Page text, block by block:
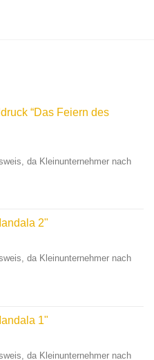
“Das Feiern des
da Kleinunternehmer nach
2"
da Kleinunternehmer nach
1"
da Kleinunternehmer nach